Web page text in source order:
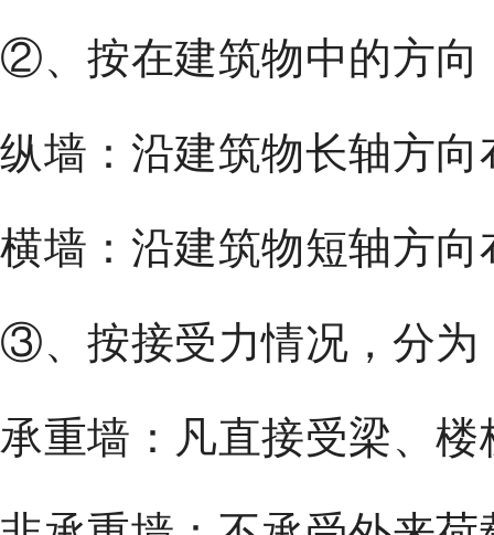
②、按在建筑物中的方向
纵墙：沿建筑物长轴方
横墙：沿建筑物短轴方
③、按接受力情况，分为
承重墙：凡直接受梁、